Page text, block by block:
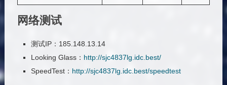
网络测试
测试IP：185.148.13.14
Looking Glass： http://sjc4837lg.idc.best/
SpeedTest： http://sjc4837lg.idc.best/speedtest